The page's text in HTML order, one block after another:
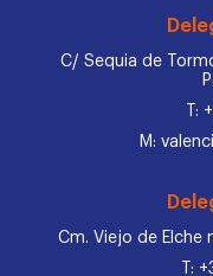
C/ Sequia de
T:
M:
Cm. Viejo de Elche
T: